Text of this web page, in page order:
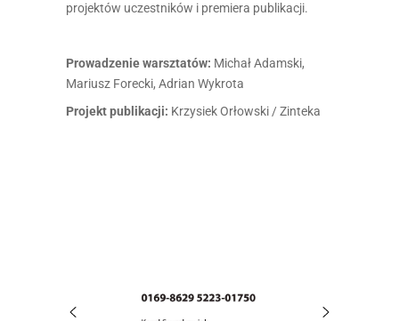
projektów uczestników i premiera publikacji.
Prowadzenie warsztatów: Michał Adamski,
Mariusz Forecki, Adrian Wykrota
Projekt publikacji: Krzysiek Orłowski / Zinteka